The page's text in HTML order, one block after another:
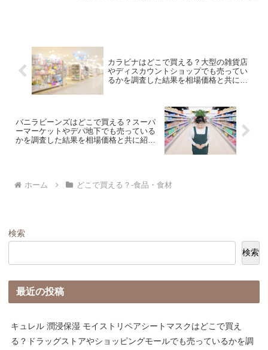
カラビナはどこで買える？大型の雑貨店
やディスカウントショップでも売ってい
るかを調査した結果を相場価格と共に紹
バニラビーンズはどこで買える？スーパ
ーマーケットやデパ地下でも売っている
かを調査した結果を相場価格と共に紹介
ホーム どこで買える？-食品・食材
検索
検索
最近の投稿
キュレル 潤浸保湿 モイストリペアシートマスクはどこで買え
る？ドラッグストアやショッピングモールでも売っているかを調